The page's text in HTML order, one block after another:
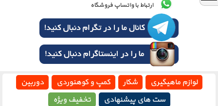
ارتباط با واتساپ فروشگاه
لوازم ماهیگیری شکار کمپ و کوهنوردی
دوربین
ست های پیشنهادی
تخفیف ویژه